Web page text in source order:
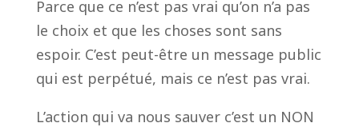
Parce que ce n’est pas vrai qu’on n’a pas
le choix et que les choses sont sans
espoir. C’est peut-être un message public
qui est perpétué, mais ce n’est pas vrai.
L’action qui va nous sauver c’est un NON